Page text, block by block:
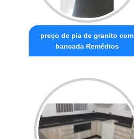
preço de pia de granito com
bancada Remédios